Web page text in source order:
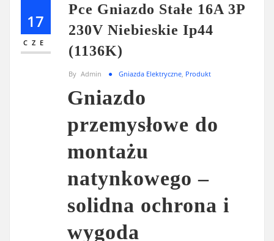
17
CZE
Pce Gniazdo Stałe 16A 3P
230V Niebieskie Ip44
(1136K)
By Admin Gniazda Elektryczne Produkt
Gniazdo
przemysłowe do
montażu
natynkowego –
solidna ochrona i
wygoda